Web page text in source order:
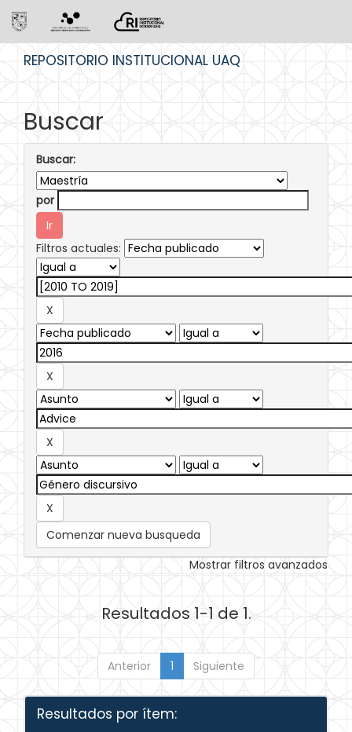
REPOSITORIO INSTITUCIONAL UAQ
Buscar
Buscar:
por
Filtros actuales:
Comenzar nueva busqueda
Mostrar filtros avanzados
Resultados 1-1 de 1.
Anterior 1 Siguiente
Resultados por ítem: